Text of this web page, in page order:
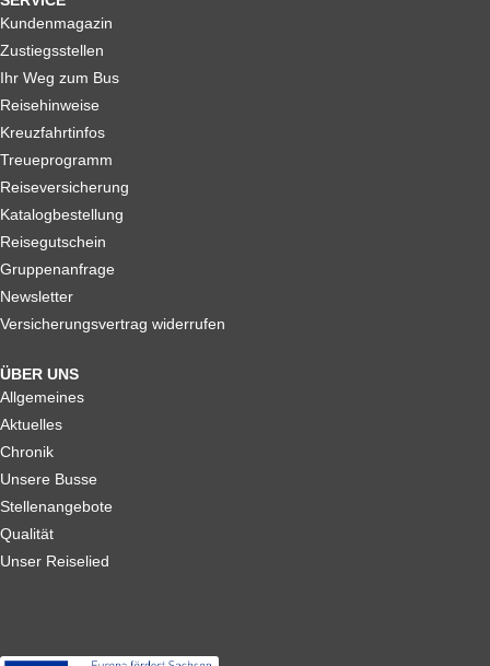
Kundenmagazin
Zustiegsstellen
Ihr Weg zum Bus
Reisehinweise
Kreuzfahrtinfos
Treueprogramm
Reiseversicherung
Katalogbestellung
Reisegutschein
Gruppenanfrage
Newsletter
Versicherungsvertrag widerrufen
ÜBER UNS
Allgemeines
Aktuelles
Chronik
Unsere Busse
Stellenangebote
Qualität
Unser Reiselied